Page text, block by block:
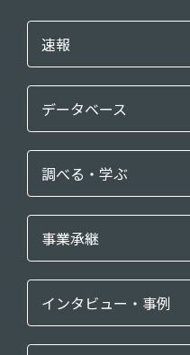
速報
データベース
調べる・学ぶ
事業承継
インタビュー・事例